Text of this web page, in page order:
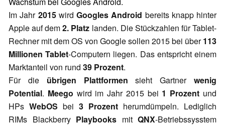
Im Jahr 2015wird Googles Android bereits knapp hinter
Apple auf dem2. Platz landen. Die Stückzahlen für Tablet-
Rechner mit dem OS von Google sollen 2015 bei über113
Millionen Tablet-Computern liegen. Das entspricht einem
Marktanteil von rund 39 Prozent.
Für die übrigen Plattformen sieht Gartnerwenig
Potential. Meego wird im Jahr 2015 bei 1 Prozent und
HPs WebOS bei 3 Prozent herumdümpeln. Lediglich
RIMs Blackberry Playbooks mit QNX-Betriebssysstem